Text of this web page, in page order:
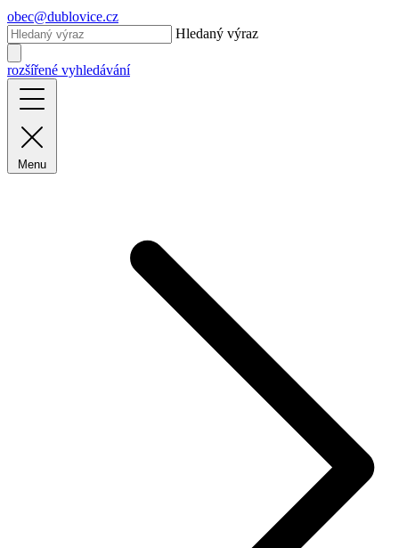
obec@dublovice.cz
Hledaný výraz
rozšířené vyhledávání
Menu